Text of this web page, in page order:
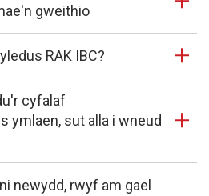
gweithio
RAK IBC?
cyfalaf
ymlaen, sut alla i wneud
newydd, rwyf am gael